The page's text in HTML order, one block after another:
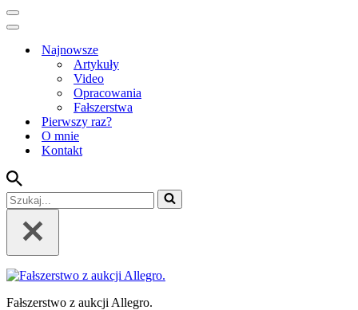
Menu
nawigacji
Menu
nawigacjiNajnowsze
Artykuły
Video
Opracowania
Fałszerstwa
Pierwszy raz?
O mnie
Kontakt
Szukaj...
Fałszerstwo z aukcji Allegro.